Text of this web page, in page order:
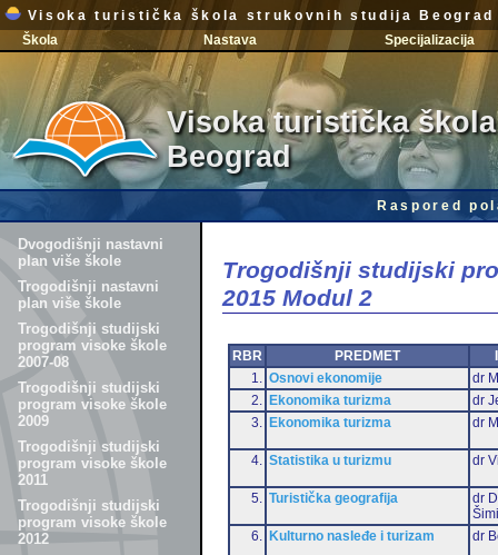
Visoka turistička škola strukovnih studija Beograd
Škola
Nastava Specijalizacija
Visoka turistička
Beograd
Raspored
Dvogodišnji nastavni
plan više škole
Trogodišnji nastavni
plan više škole
Trogodišnji studijski
program visoke škole
2007-08
Trogodišnji studijski
program visoke škole
2009
Trogodišnji studijski
program visoke škole
2011
Trogodišnji studijski
program visoke škole
2012
Trogodišnji studijski
2015 Modul 2
RBR PREDMET
1.
Osnovi ekonomije
dr
2.
Ekonomika turizma
dr
3.
Ekonomika turizma dr
4. Statistika u turizmu dr
5. Turistička geografija
dr
6.
Kulturno nasleđe i turizam dr